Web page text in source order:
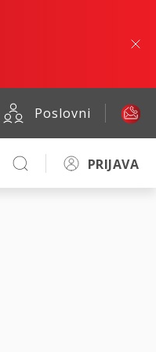
Poslovni
PRIJAVA